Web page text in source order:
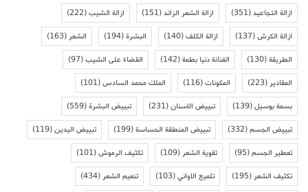
ازالة التجاعيد(351) ازالة الشعر الزائد(151) ازالة الشيب(222)
ازالة الكرش(137) ازالة الكلف(140) البشرة(194) الشعر(163)
الطريقة(130) الفنانة دنيا بطمة(142) القضاء على الشيب(97)
المقادير(223) المكونات(116) الملك محمد السادس(101)
بسمة بوسيل(139) تبييض الاسنان(231) تبييض البشرة(559)
تبييض الجسم(332) تبييض المنطقة الحساسة(199) تبييض اليدين(119)
تعطير الجسم(95) تقوية الشعر(109) تكثيف الرموش(101)
تكثيف الشعر(195) تلميع الاواني(103) تنعيم الشعر(434)